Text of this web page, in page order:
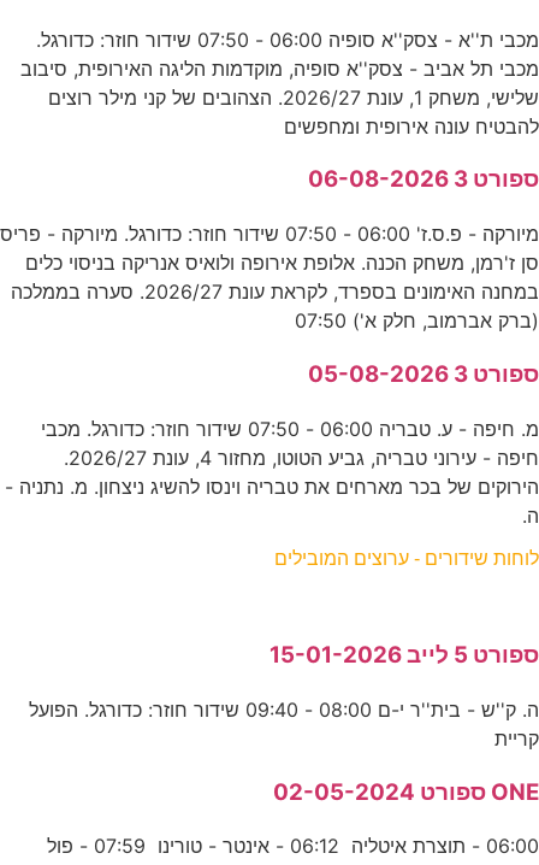
מכבי ת''א - צסק''א סופיה 06:00 - 07:50 שידור חוזר: כדורגל.
מכבי תל אביב - צסק''א סופיה, מוקדמות הליגה האירופית, סיבוב
שלישי, משחק 1, עונת 2026/27. הצהובים של קני מילר רוצים
להבטיח עונה אירופית ומחפשים
ספורט 3 06-08-2026
מיורקה - פ.ס.ז' 06:00 - 07:50 שידור חוזר: כדורגל. מיורקה - פריס
סן ז'רמן, משחק הכנה. אלופת אירופה ולואיס אנריקה בניסוי כלים
במחנה האימונים בספרד, לקראת עונת 2026/27. סערה בממלכה
(ברק אברמוב, חלק א') 07:50
ספורט 3 05-08-2026
מ. חיפה - ע. טבריה 06:00 - 07:50 שידור חוזר: כדורגל. מכבי
חיפה - עירוני טבריה, גביע הטוטו, מחזור 4, עונת 2026/27.
הירוקים של בכר מארחים את טבריה וינסו להשיג ניצחון. מ. נתניה -
ה.
לוחות שידורים - ערוצים המובילים
ספורט 5 לייב 15-01-2026
ה. ק''ש - בית''ר י-ם 08:00 - 09:40 שידור חוזר: כדורגל. הפועל
קריית
ONE ספורט 02-05-2024
06:00 - תוצרת איטליה 06:12 - אינטר - טורינו 07:59 - פול